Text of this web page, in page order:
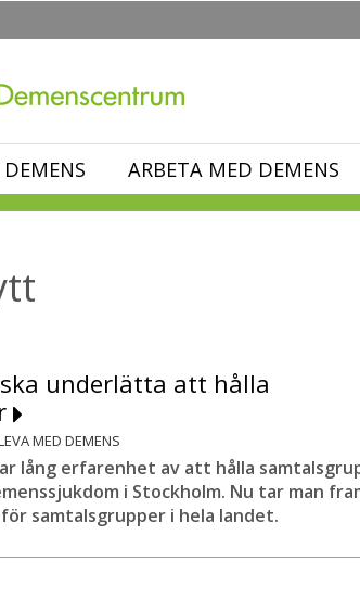
ARBETA MED DEMENS
underlätta att hålla
MED DEMENS
lång erfarenhet av att hålla
i Stockholm. Nu tar man
samtalsgrupper i hela landet.